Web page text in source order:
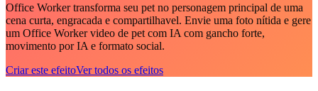
Office Worker transforma seu pet no personagem principal de uma
cena curta, engracada e compartilhavel. Envie uma foto nítida e gere
um Office Worker video de pet com IA com gancho forte,
movimento por IA e formato social.
Criar este efeitoVer todos os efeitos